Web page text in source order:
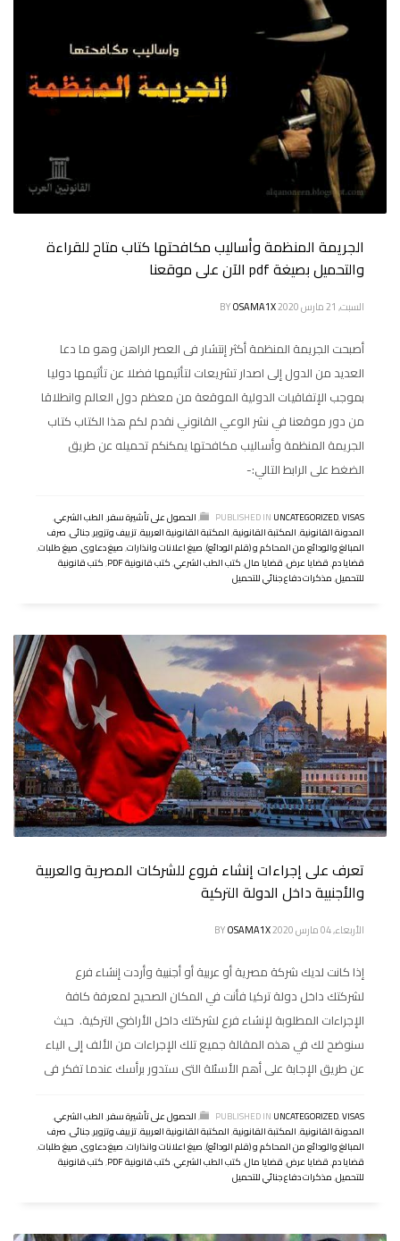
الجريمة المنظمة وأساليب مكافحتها كتاب متاح للقراءة
والتحميل بصيغة pdf الآن على موقعنا
السبت, 21 مارس 2020 BYOSAMA1X
أصبحت الجريمة المنظمة أكثر إنتشار فى العصر الراهن وهو ما دعا
العديد من الدول إلى اصدار تشريعات لتأثيمها فضلا عن تأثيمها دوليا
بموجب الإتفاقيات الدولية الموقعة من معظم دول العالم وانطلاقا
من دور موقعنا في نشر الوعي القانوني نقدم لكم هذا الكتاب كتاب
الجريمة المنظمة وأساليب مكافحتها يمكنكم تحميله عن طريق
الضغط على الرابط التالي:-
PUBLISHED IN UNCATEGORIZED,VISAS
,الحصول على تأشيرة سفر,الطب الشرعي,
المدونة القانونية,المكتبة القانونية,المكتبة القانونية العربية,تزييف وتزوير,جنائى,صرف
المبالغ والودائع من المحاكم و (قلم الودائع),صيغ اعلانات وانذارات,صيغ دعاوى,صيغ طلبات,
قضايا دم,قضايا عرض,قضايا مال,كتب الطب الشرعي,كتب قانونية PDF ,كتب قانونية
للتحميل,مذكرات دفاع جنائي للتحميل
تعرف على إجراءات إنشاء فروع للشركات المصرية والعربية
والأجنبية داخل الدولة التركية
الأربعاء, 04 مارس 2020 BYOSAMA1X
إذا كانت لديك شركة مصرية أو عربية أو أجنبية وأردت إنشاء فرع
لشركتك داخل دولة تركيا فأنت في المكان الصحيح لمعرفة كافة
الإجراءات المطلوبة لإنشاء فرع لشركتك داخل الأراضي التركية. حيث
سنوضح لك في هذه المقالة جميع تلك الإجراءات من الألف إلى الياء
عن طريق الإجابة على أهم الأسئلة التى ستدور برأسك عندما تفكر فى
PUBLISHED IN UNCATEGORIZED,VISAS
,الحصول على تأشيرة سفر,الطب الشرعي,
المدونة القانونية,المكتبة القانونية,المكتبة القانونية العربية,تزييف وتزوير,جنائى,صرف
المبالغ والودائع من المحاكم و (قلم الودائع),صيغ اعلانات وانذارات,صيغ دعاوى,صيغ طلبات,
قضايا دم,قضايا عرض,قضايا مال,كتب الطب الشرعي,كتب قانونية PDF ,كتب قانونية
للتحميل,مذكرات دفاع جنائي للتحميل